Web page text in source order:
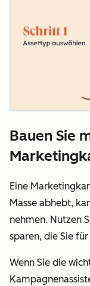
Bauen Sie
Eine
Masse abhebt,
nehmen. Nutzen
sparen, die Sie
Wenn Sie die